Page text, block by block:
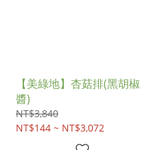
【美綠地】杏菇排(黑胡椒
醬)
NT$3,840
NT$144 ~ NT$3,072